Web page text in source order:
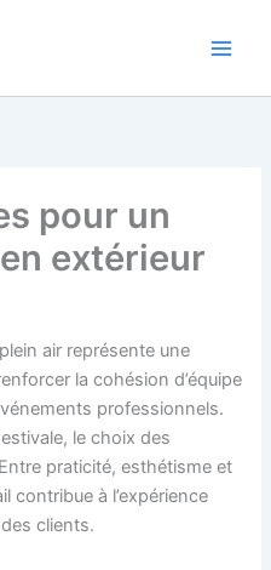
pour un
extérieur
air représente une
la cohésion d’équipe
professionnels.
le choix des
praticité, esthétisme et
contribue à l’expérience
clients.